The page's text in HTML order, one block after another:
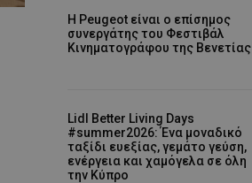
Η Peugeot είναι ο επίσημος
συνεργάτης του Φεστιβάλ
Κινηματογράφου της Βενετίας
Lidl Better Living Days
#summer2026: Ένα μοναδικό
ταξίδι ευεξίας, γεμάτο γεύση,
ενέργεια και χαμόγελα σε όλη
την Κύπρο